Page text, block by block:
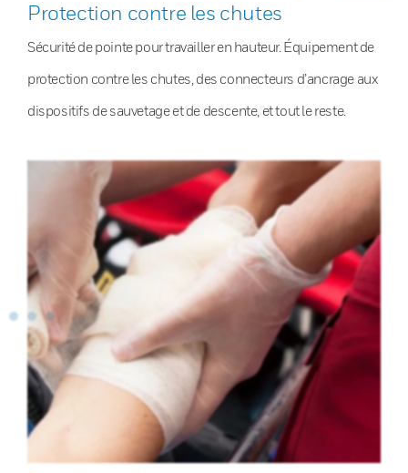
Protection contre les chutes
Sécurité de pointe pour travailler en hauteur. Équipement de
protection contre les chutes, des connecteurs d’ancrage aux
dispositifs de sauvetage et de descente, et tout le reste.